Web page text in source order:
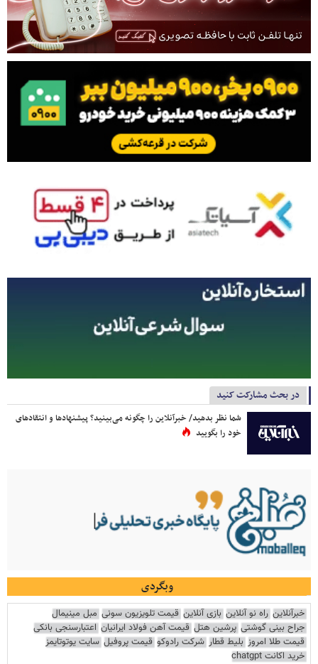
در بحث مشارکت کنید
شما نظر بدهید/ خبرآنلاین را چگونه می‌بینید؟ پیشنهادها و انتقادهای
خود را بگویید
وبگردی
خبرآنلاین راه نو آنلاین بازی آنلاین قیمت تلویزیون سونی مبل مینیمال
جراح بینی گوشتی پرشین هتل قیمت آهن فولاد ایرانیان اعتبارسنجی بانکی
قیمت طلا امروز بلیط قطار شرکت رادوکو قیمت پروفیل سایت یوتوتایمز
خرید اکانت chatgpt